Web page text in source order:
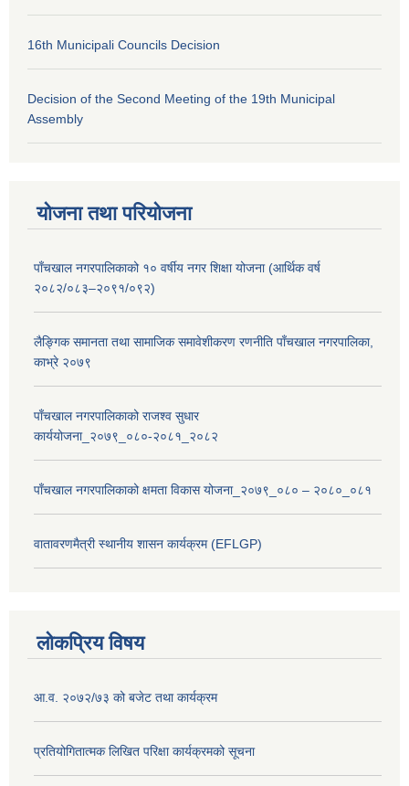
16th Municipali Councils Decision
Decision of the Second Meeting of the 19th Municipal
Assembly
योजना तथा परियोजना
पाँचखाल नगरपालिकाको १० वर्षीय नगर शिक्षा योजना (आर्थिक वर्ष
२०८२/०८३–२०९१/०९२)
लैङ्गिक समानता तथा सामाजिक समावेशीकरण रणनीति पाँचखाल नगरपालिका,
काभ्रे २०७९
पाँचखाल नगरपालिकाको राजश्व सुधार
कार्ययोजना_२०७९_०८०-२०८१_२०८२
पाँचखाल नगरपालिकाको क्षमता विकास योजना_२०७९_०८० – २०८०_०८१
वातावरणमैत्री स्थानीय शासन कार्यक्रम (EFLGP)
लोकप्रिय विषय
आ.व. २०७२/७३ को बजेट तथा कार्यक्रम
प्रतियोगितात्मक लिखित परिक्षा कार्यक्रमको सूचना